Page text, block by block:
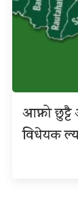
आफ्नो छुट्टै
विधेयक